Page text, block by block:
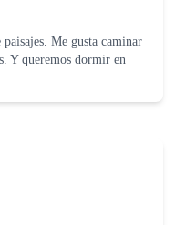
Me gusta caminar
Y queremos dormir en